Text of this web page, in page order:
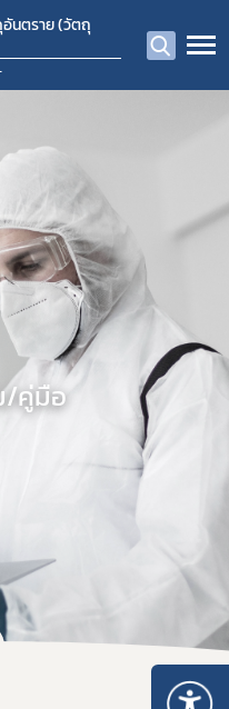
นตราย (วัตถุ
/คู่มือ